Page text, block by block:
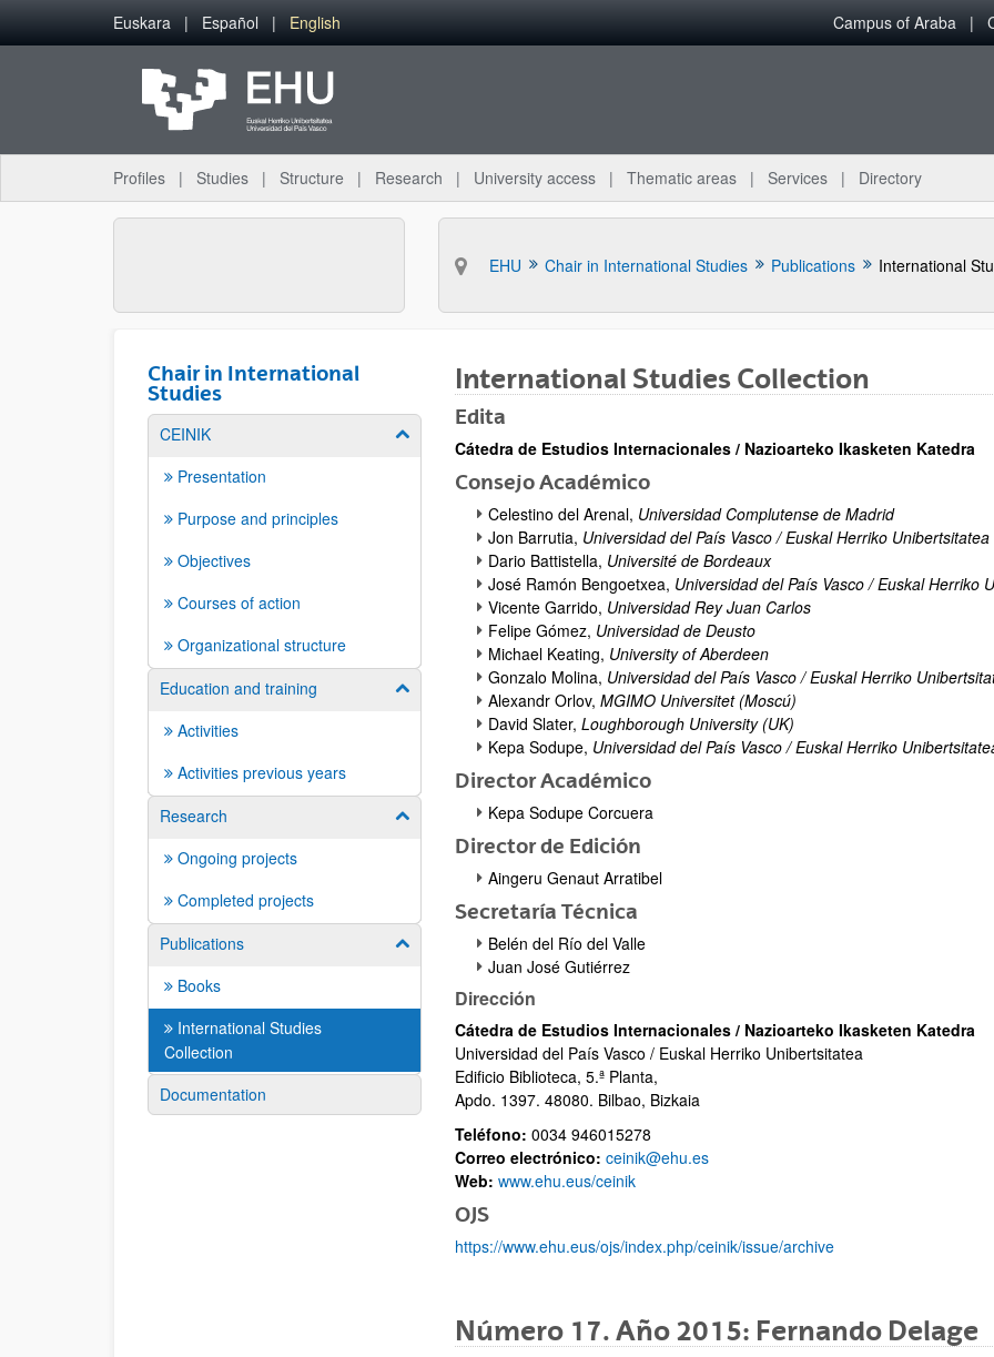
Skip to Main Content
Euskara Español English Campus of Araba
Profiles Studies Structure Research University access Thematic areas Services Directory
EHU Chair in International Studies Publications International
Chair in International
Studies
CEINIK Show/hide subpages
Presentation
Purpose and principles
Objectives
Courses of action
Organizational structure
Education and training
Show/hide subpages
Activities
Activities previous years
Research
Show/hide subpages
Ongoing projects
Completed projects
Publications
Show/hide subpages
Books
International Studies
Collection
Documentation
International Studies Collection
Edita
Cátedra de Estudios Internacionales / Nazioarteko Ikasketen Katedra
Consejo Académico
Celestino del Arenal, Universidad Complutense de Madrid
Jon Barrutia, Universidad del País Vasco / Euskal Herriko Unibertsitatea
Dario Battistella, Université de Bordeaux
José Ramón Bengoetxea, Universidad del País Vasco / Euskal Herriko
Vicente Garrido, Universidad Rey Juan Carlos
Felipe Gómez, Universidad de Deusto
Michael Keating, University of Aberdeen
Gonzalo Molina, Universidad del País Vasco / Euskal Herriko
Alexandr Orlov, MGIMO Universitet (Moscú)
David Slater, Loughborough University (UK)
Kepa Sodupe, Universidad del País Vasco / Euskal Herriko
Director Académico
Kepa Sodupe Corcuera
Director de Edición
Aingeru Genaut Arratibel
Secretaría Técnica
Belén del Río del Valle
Juan José Gutiérrez
Dirección
Cátedra de Estudios Internacionales / Nazioarteko Ikasketen Katedra
Universidad del País Vasco / Euskal Herriko Unibertsitatea
Edificio Biblioteca, 5.ª Planta,
Apdo. 1397. 48080. Bilbao, Bizkaia
Teléfono: 0034 946015278
Correo electrónico: ceinik@ehu.es
Web: www.ehu.eus/ceinik
OJS
https://www.ehu.eus/ojs/index.php/ceinik/issue/archive
Número 17. Año 2015: Fernando Delage